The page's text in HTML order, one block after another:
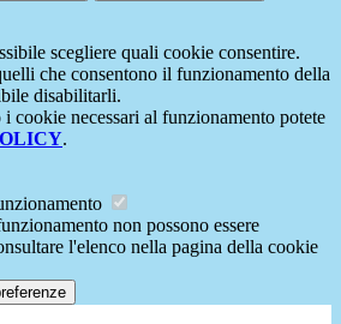
scegliere quali cookie consentire.
che consentono il funzionamento della
disabilitarli.
cookie necessari al funzionamento potete
.
non possono essere
l'elenco nella pagina della cookie